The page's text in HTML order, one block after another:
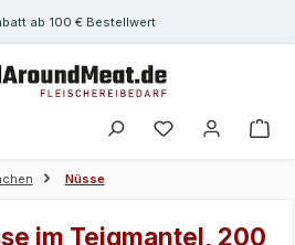
ab 100 € Bestellwert
Nüsse
im Teigmantel, 200